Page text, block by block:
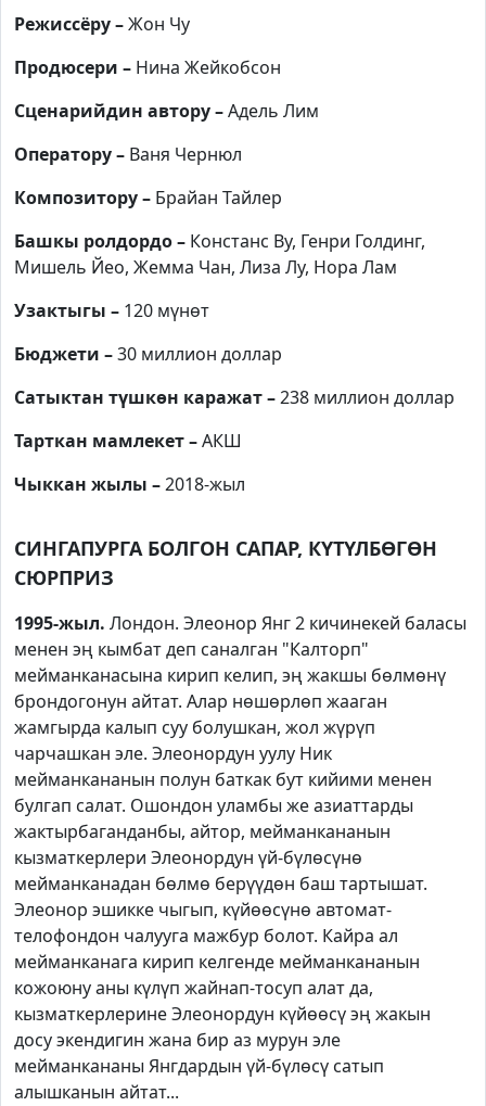
Режиссёру –Жон Чу
Продюсери – Нина Жейкобсон
Сценарийдин автору –Адель Лим
Оператору – Ваня Чернюл
Композитору – Брайан Тайлер
Башкы ролдордо – Констанс Ву, Генри Голдинг,
Мишель Йео, Жемма Чан, Лиза Лу, Нора Лам
Узактыгы – 120 мүнөт
Бюджети –30 миллион доллар
Сатыктан түшкөн каражат –238 миллион доллар
Тарткан мамлекет –АКШ
Чыккан жылы –2018-жыл
СИНГАПУРГА БОЛГОН САПАР, КҮТҮЛБӨГӨН
СЮРПРИЗ
1995-жыл. Лондон. Элеонор Янг 2 кичинекей баласы
менен эң кымбат деп саналган "Калторп"
мейманканасына кирип келип, эң жакшы бөлмөнү
брондогонун айтат. Алар нөшөрлөп жааган
жамгырда калып суу болушкан, жол жүрүп
чарчашкан эле. Элеонордун уулу Ник
мейманкананын полун баткак бут кийими менен
булгап салат. Ошондон уламбы же азиаттарды
жактырбаганданбы, айтор, мейманкананын
кызматкерлери Элеонордун үй-бүлөсүнө
мейманканадан бөлмө берүүдөн баш тартышат.
Элеонор эшикке чыгып, күйөөсүнө автомат-
телофондон чалууга мажбур болот. Кайра ал
мейманканага кирип келгенде мейманкананын
кожоюну аны күлүп жайнап-тосуп алат да,
кызматкерлерине Элеонордун күйөөсү эң жакын
досу экендигин жана бир аз мурун эле
мейманкананы Янгдардын үй-бүлөсү сатып
алышканын айтат...